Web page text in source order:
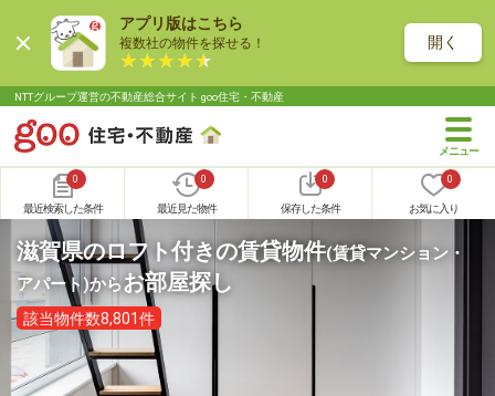
アプリ版はこちら
複数社の物件を探せる！ 開く
NTTグループ運営の不動産総合サイト goo住宅・不動産
0
最近検索した条件
0
最近見た物件
0
保存した条件
0
お気に入り
滋賀県のロフト付きの賃貸物件(賃貸マンション・
アパート)からお部屋探し
該当物件数8,801件